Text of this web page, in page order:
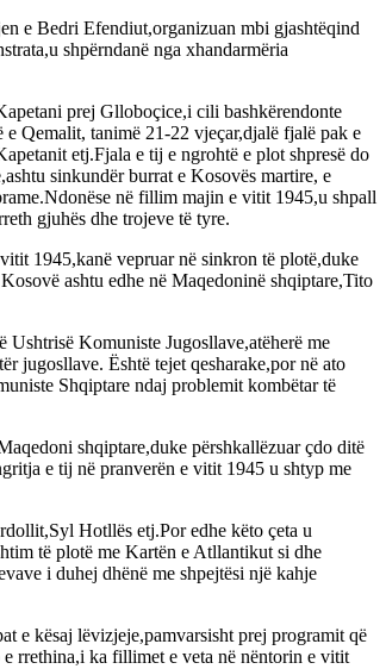
e Bedri Efendiut,organizuan mbi gjashtëqind
shpërndanë nga xhandarmëria
prej Glloboçice,i cili bashkërendonte
Qemalit, tanimë 21-22 vjeçar,djalë fjalë pak e
etj.Fjala e tij e ngrohtë e plot shpresë do
sinkundër burrat e Kosovës martire, e
në fillim majin e vitit 1945,u shpall
gjuhës dhe trojeve të tyre.
1945,kanë vepruar në sinkron të plotë,duke
ashtu edhe në Maqedoninë shqiptare,Tito
Komuniste Jugosllave,atëherë me
jugosllave. Është tejet qesharake,por në ato
Shqiptare ndaj problemit kombëtar të
shqiptare,duke përshkallëzuar çdo ditë
e tij në pranverën e vitit 1945 u shtyp me
Hotllës etj.Por edhe këto çeta u
të plotë me Kartën e Atllantikut si dhe
i duhej dhënë me shpejtësi një kahje
e kësaj lëvizjeje,pamvarsisht prej programit që
rrethina,i ka fillimet e veta në nëntorin e vitit